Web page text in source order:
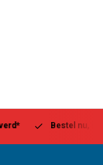
Bestel nu, betaal